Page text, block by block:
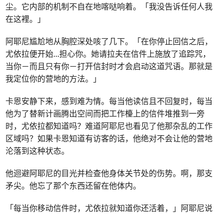
尘。它内部的机制不自在地喀哒响着。「我没告诉任何人我
在这裡。」
阿耶尼尴尬地从胸腔深处咳了几下。「在你停止回信之后，
尤依拉便开始...担心你。她请拉夫在信件上施放了追踪咒，
当你－而且只有你－打开信封时才会启动这道咒语。那就是
我定位你的营地的方法。」
卡恩安静下来，感到难为情。每当他读信且不回复时，每当
他为了替新计画腾出空间而把工作檯上的信件堆推到一旁
时，尤依拉都知道吗？难道阿耶尼也看见了他那杂乱的工作
区域吗？如果卡恩知道有访客的话，他绝对不会让他的营地
沦落到这种状态。
他迴避阿耶尼的目光并检查他身体关节处的伤势。啊，那支
矛尖。他忘了那个东西还留在他体内。
「每当你移动信件时，尤依拉就知道你还活着，」阿耶尼说